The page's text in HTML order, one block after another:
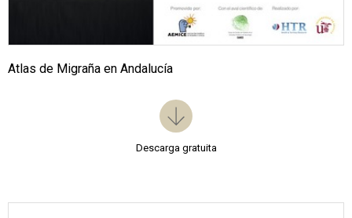
Atlas de Migraña en Andalucía
Descarga gratuita